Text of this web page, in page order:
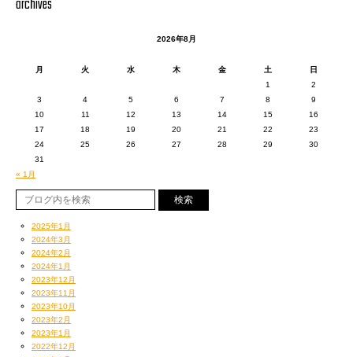
archives
2026年8月
月 火 水 木 金 土
日
1
2
3
4 5 6 7 8
9
10
11 12 13 14 15
16
17
18 19 20 21 22
23
24
25 26 27 28 29
30
31
« 1月
2025年1月
2024年3月
2024年2月
2024年1月
2023年12月
2023年11月
2023年10月
2023年2月
2023年1月
2022年12月